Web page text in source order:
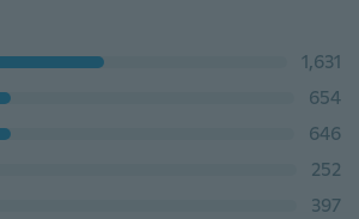
1,631
654
646
252
397